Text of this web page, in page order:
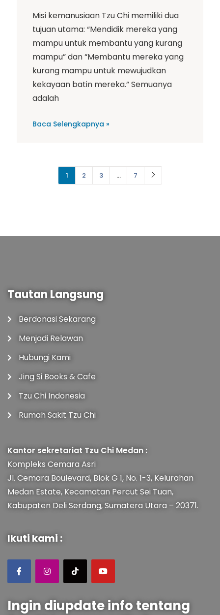
Misi kemanusiaan Tzu Chi memiliki dua
tujuan utama: “Mendidik mereka yang
mampu untuk membantu yang kurang
mampu” dan “Membantu mereka yang
kurang mampu untuk mewujudkan
kekayaan batin mereka.” Semuanya
adalah
Baca Selengkapnya »
1 2 3 … 7
Tautan Langsung
Berdonasi Sekarang
Menjadi Relawan
Hubungi Kami
Jing Si Books & Cafe
Tzu Chi Indonesia
Rumah Sakit Tzu Chi
Kantor sekretariat Tzu Chi Medan :
Kompleks Cemara Asri
Jl. Cemara Boulevard, Blok G 1, No. 1-3, Kelurahan
Medan Estate, Kecamatan Percut Sei Tuan,
Kabupaten Deli Serdang, Sumatera Utara – 20371.
Ikuti kami :
Ingin diupdate info tentang